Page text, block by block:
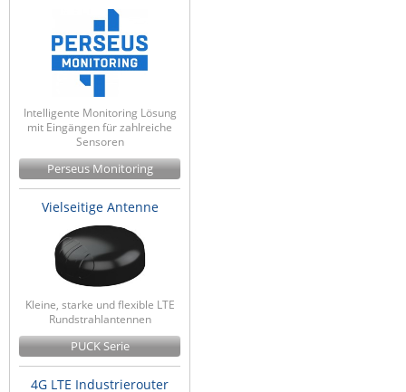
Intelligente Monitoring Lösung
mit Eingängen für zahlreiche
Sensoren
Perseus Monitoring
Vielseitige Antenne
Kleine, starke und flexible LTE
Rundstrahlantennen
PUCK Serie
4G LTE Industrierouter